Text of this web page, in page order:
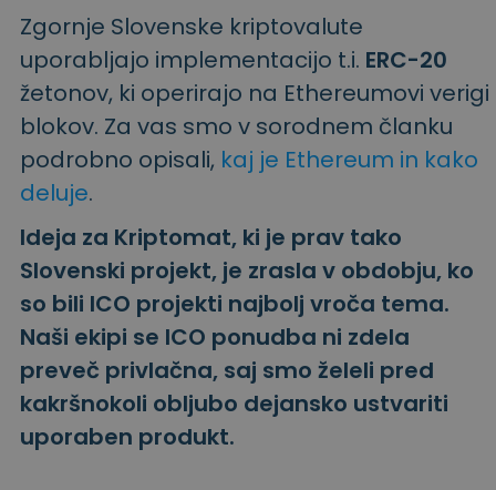
Zgornje Slovenske kriptovalute
uporabljajo implementacijo t.i. ERC-20
žetonov, ki operirajo na Ethereumovi verigi
blokov. Za vas smo v sorodnem članku
podrobno opisali, kaj je Ethereum in kako
deluje.
Ideja za Kriptomat, ki je prav tako
Slovenski projekt, je zrasla v obdobju, ko
so bili ICO projekti najbolj vroča tema.
Naši ekipi se ICO ponudba ni zdela
preveč privlačna, saj smo želeli pred
kakršnokoli obljubo dejansko ustvariti
uporaben produkt.